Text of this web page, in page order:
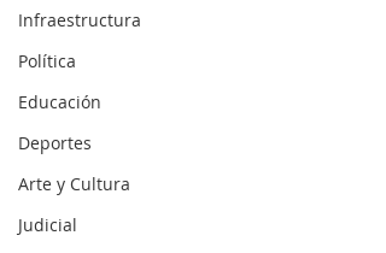
Infraestructura
Política
Educación
Deportes
Arte y Cultura
Judicial